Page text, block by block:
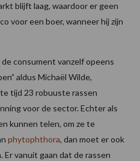
blijft laag, waardoor er geen
voor een boer, wanneer hij zijn
consument vanzelf opeens
aldus Michaël Wilde,
tijd 23 robuuste rassen
voor de sector. Echter als
kunnen telen, om ze te
phytophthora, dan moet er ook
Er vanuit gaan dat de rassen